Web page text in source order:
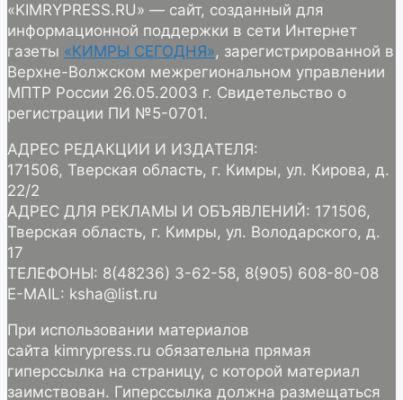
«KIMRYPRESS.RU» — сайт, созданный для
информационной поддержки в сети Интернет
газеты «КИМРЫ СЕГОДНЯ», зарегистрированной в
Верхне-Волжском межрегиональном управлении
МПТР России 26.05.2003 г. Свидетельство о
регистрации ПИ №5-0701.
АДРЕС РЕДАКЦИИ И ИЗДАТЕЛЯ:
171506, Тверская область, г. Кимры, ул. Кирова, д.
22/2
АДРЕС ДЛЯ РЕКЛАМЫ И ОБЪЯВЛЕНИЙ: 171506,
Тверская область, г. Кимры, ул. Володарского, д.
17
ТЕЛЕФОНЫ: 8(48236) 3-62-58, 8(905) 608-80-08
E-MAIL: ksha@list.ru
При использовании материалов
сайта kimrypress.ru обязательна прямая
гиперссылка на страницу, с которой материал
заимствован. Гиперссылка должна размещаться